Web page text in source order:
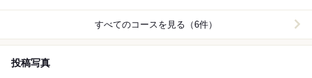
すべてのコースを見る（6件）
投稿写真